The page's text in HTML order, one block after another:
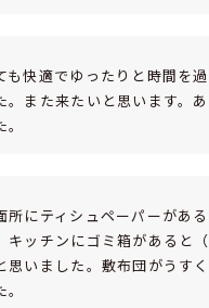
も快適でゆったりと時間を
。また来たいと思います。
所にティシュペーパーがあ
キッチンにゴミ箱があると
思いました。敷布団がうす